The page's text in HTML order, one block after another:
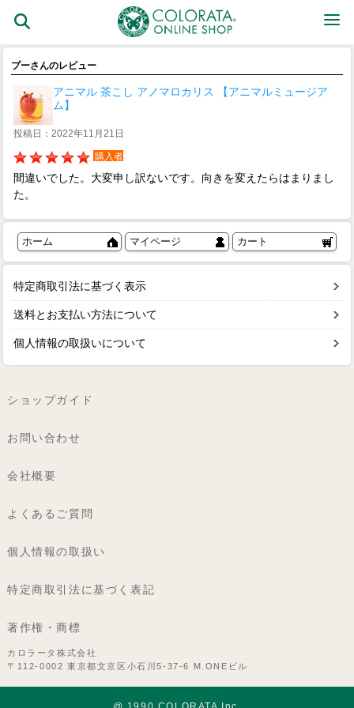
プーさんのレビュー
アニマル 茶こし アノマロカリス 【アニマルミュージア
ム】
投稿日：2022年11月21日
購入者
間違いでした。大変申し訳ないです。向きを変えたらはまりまし
た。
ホーム マイページ カート
特定商取引法に基づく表示
送料とお支払い方法について
個人情報の取扱いについて
ショップガイド
お問い合わせ
会社概要
よくあるご質問
個人情報の取扱い
特定商取引法に基づく表記
著作権・商標
カロラータ株式会社
〒112-0002 東京都文京区小石川5-37-6 M.ONEビル